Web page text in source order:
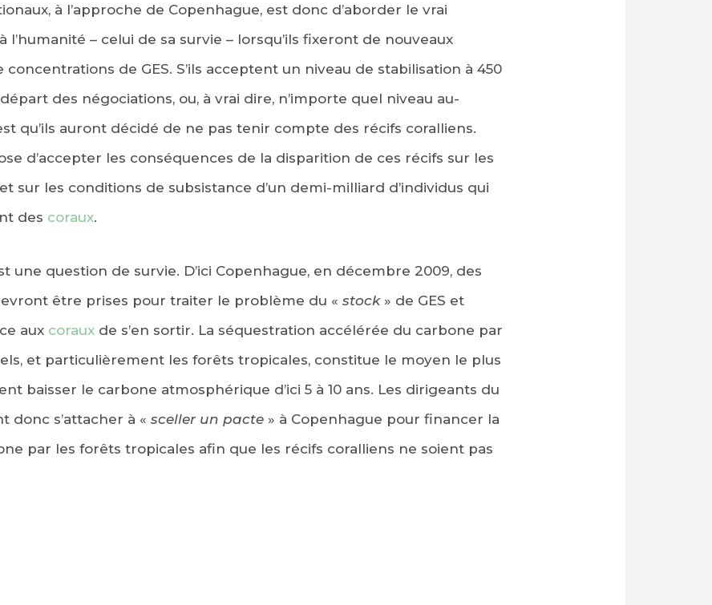
à l’approche de Copenhague, est donc d’aborder le vrai
l’humanité – celui de sa survie – lorsqu’ils fixeront de nouveaux
de GES. S’ils acceptent un niveau de stabilisation à 450
des négociations, ou, à vrai dire, n’importe quel niveau au-
qu’ils auront décidé de ne pas tenir compte des récifs coralliens.
d’accepter les conséquences de la disparition de ces récifs sur les
sur les conditions de subsistance d’un demi-milliard d’individus qui
des coraux.
une question de survie. D’ici Copenhague, en décembre 2009, des
être prises pour traiter le problème du « stock» de GES et
aux corauxde s’en sortir. La séquestration accélérée du carbone par
et particulièrement les forêts tropicales, constitue le moyen le plus
baisser le carbone atmosphérique d’ici 5 à 10 ans. Les dirigeants du
donc s’attacher à « sceller un pacte» à Copenhague pour financer la
par les forêts tropicales afin que les récifs coralliens ne soient pas